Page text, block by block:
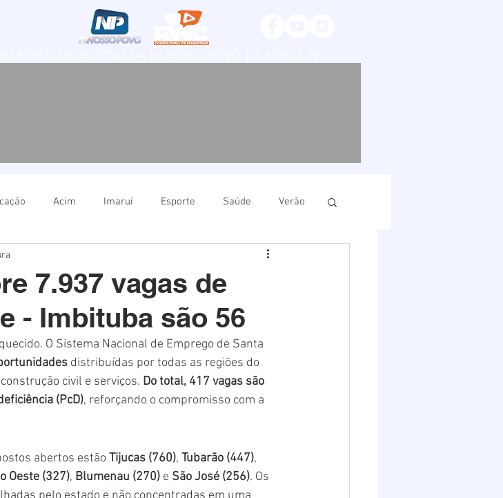
Acim Imaruí Esporte Saúde Verão
Imbituba
Laguna Linha Destaques 1 Destaques 2
7.937 vagas de
- Imbituba são 56
O Sistema Nacional de Emprego de Santa
distribuídas por todas as regiões do
civil e serviços. Do total, 417 vagas são
(PcD), reforçando o compromisso com a
abertos estão Tijucas (760), Tubarão (447),
Oeste (327), Blumenau (270) e São José (256). Os